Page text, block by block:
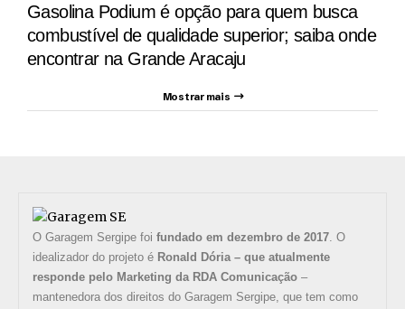
Gasolina Podium é opção para quem busca
combustível de qualidade superior; saiba onde
encontrar na Grande Aracaju
Mostrar mais
O Garagem Sergipe foi fundado em dezembro de 2017. O
idealizador do projeto é Ronald Dória – que atualmente
responde pelo Marketing da RDA Comunicação –
mantenedora dos direitos do Garagem Sergipe, que tem como